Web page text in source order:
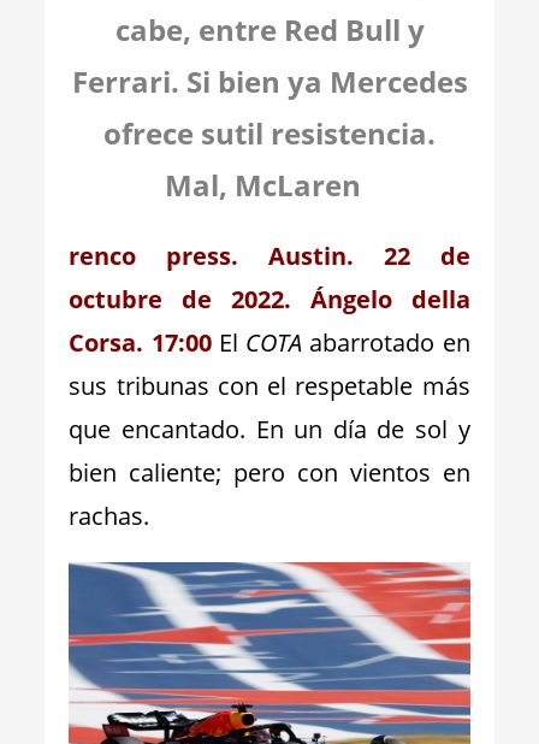
cabe, entre Red Bull y
Ferrari. Si bien ya Mercedes
ofrece sutil resistencia.
Mal, McLaren
renco press. Austin. 22 de
octubre de 2022. Ángelo della
Corsa. 17:00 El COTA abarrotado en
sus tribunas con el respetable más
que encantado. En un día de sol y
bien caliente; pero con vientos en
rachas.